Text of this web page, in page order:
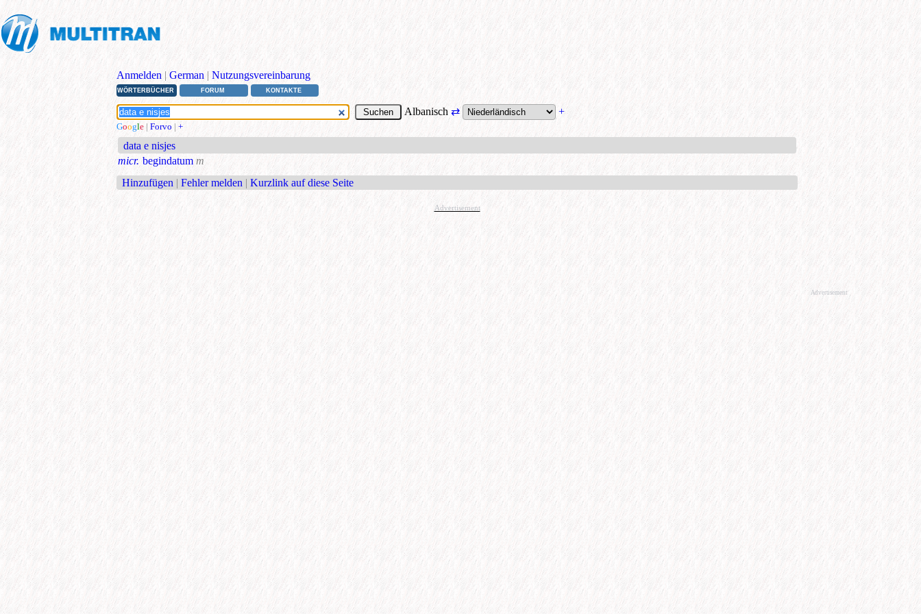
Anmelden | German | Nutzungsvereinbarung
WÖRTERBÜCHER FORUM KONTAKTE
Albanisch ⇄ +
Google | Forvo | +
data e nisjes
micr. begindatum m
Hinzufügen | Fehler melden | Kurzlink auf diese Seite
Advertisement
Advertisement